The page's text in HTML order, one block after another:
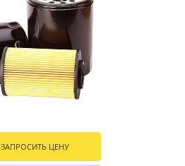
ЗАПРОСИТЬ ЦЕНУ